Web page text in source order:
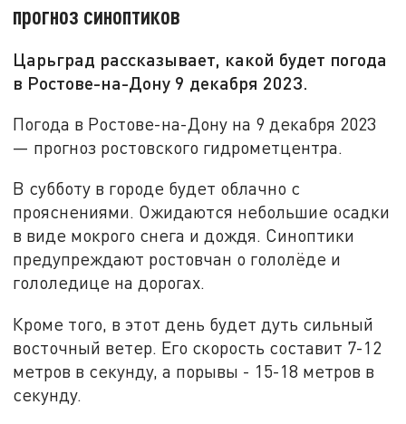
прогноз синоптиков
Царьград рассказывает, какой будет погода
в Ростове-на-Дону 9 декабря 2023.
Погода в Ростове-на-Дону на 9 декабря 2023
— прогноз ростовского гидрометцентра.
В субботу в городе будет облачно с
прояснениями. Ожидаются небольшие осадки
в виде мокрого снега и дождя. Синоптики
предупреждают ростовчан о гололёде и
гололедице на дорогах.
Кроме того, в этот день будет дуть сильный
восточный ветер. Его скорость составит 7-12
метров в секунду, а порывы - 15-18 метров в
секунду.